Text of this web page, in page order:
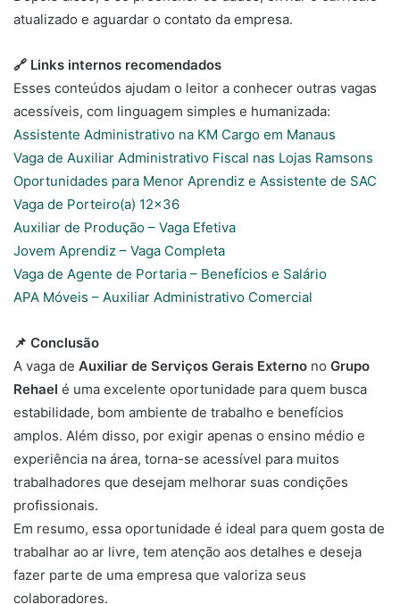
atualizado e aguardar o contato da empresa.
🔗 Links internos recomendados
Esses conteúdos ajudam o leitor a conhecer outras vagas
acessíveis, com linguagem simples e humanizada:
Assistente Administrativo na KM Cargo em Manaus
Vaga de Auxiliar Administrativo Fiscal nas Lojas Ramsons
Oportunidades para Menor Aprendiz e Assistente de SAC
Vaga de Porteiro(a) 12×36
Auxiliar de Produção – Vaga Efetiva
Jovem Aprendiz – Vaga Completa
Vaga de Agente de Portaria – Benefícios e Salário
APA Móveis – Auxiliar Administrativo Comercial
📌 Conclusão
A vaga de Auxiliar de Serviços Gerais Externo no Grupo
Rehael é uma excelente oportunidade para quem busca
estabilidade, bom ambiente de trabalho e benefícios
amplos. Além disso, por exigir apenas o ensino médio e
experiência na área, torna-se acessível para muitos
trabalhadores que desejam melhorar suas condições
profissionais.
Em resumo, essa oportunidade é ideal para quem gosta de
trabalhar ao ar livre, tem atenção aos detalhes e deseja
fazer parte de uma empresa que valoriza seus
colaboradores.